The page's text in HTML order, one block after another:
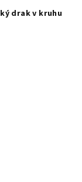
drak v kruhu